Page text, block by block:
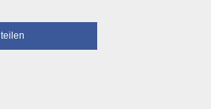
teilen